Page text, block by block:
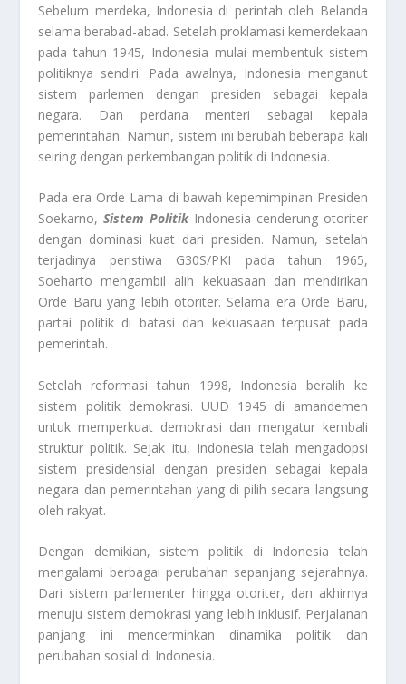
Sebelum merdeka, Indonesia di perintah oleh Belanda
selama berabad-abad. Setelah proklamasi kemerdekaan
pada tahun 1945, Indonesia mulai membentuk sistem
politiknya sendiri. Pada awalnya, Indonesia menganut
sistem parlemen dengan presiden sebagai kepala
negara. Dan perdana menteri sebagai kepala
pemerintahan. Namun, sistem ini berubah beberapa kali
seiring dengan perkembangan politik di Indonesia.
Pada era Orde Lama di bawah kepemimpinan Presiden
Soekarno,Sistem PolitikIndonesia cenderung otoriter
dengan dominasi kuat dari presiden. Namun, setelah
terjadinya peristiwa G30S/PKI pada tahun 1965,
Soeharto mengambil alih kekuasaan dan mendirikan
Orde Baru yang lebih otoriter. Selama era Orde Baru,
partai politik di batasi dan kekuasaan terpusat pada
pemerintah.
Setelah reformasi tahun 1998, Indonesia beralih ke
sistem politik demokrasi. UUD 1945 di amandemen
untuk memperkuat demokrasi dan mengatur kembali
struktur politik. Sejak itu, Indonesia telah mengadopsi
sistem presidensial dengan presiden sebagai kepala
negara dan pemerintahan yang di pilih secara langsung
oleh rakyat.
Dengan demikian, sistem politik di Indonesia telah
mengalami berbagai perubahan sepanjang sejarahnya.
Dari sistem parlementer hingga otoriter, dan akhirnya
menuju sistem demokrasi yang lebih inklusif. Perjalanan
panjang ini mencerminkan dinamika politik dan
perubahan sosial di Indonesia.